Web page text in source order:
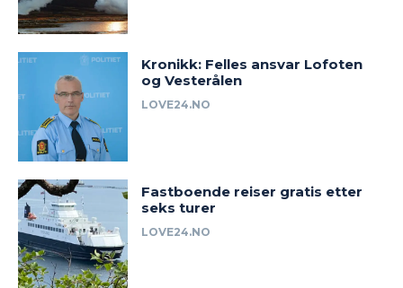
Kronikk: Felles ansvar Lofoten
og Vesterålen
LOVE24.NO
Fastboende reiser gratis etter
seks turer
LOVE24.NO